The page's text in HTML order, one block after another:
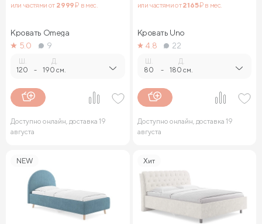
или частями от 2 999₽ в мес.
Кровать Omega
5.0
9
120 -
Д.
190 см.
Доступно онлайн, доставка 19
августа
или частями от2 165₽ в мес.
Кровать Uno
4.8
22
80 -
Д.
180 см.
Доступно онлайн, доставка 19
августа
NEW Хит